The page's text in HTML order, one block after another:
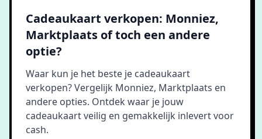
Cadeaukaart verkopen: Monniez,
Marktplaats of toch een andere
optie?
Waar kun je het beste je cadeaukaart
verkopen? Vergelijk Monniez, Marktplaats en
andere opties. Ontdek waar je jouw
cadeaukaart veilig en gemakkelijk inlevert voor
cash.